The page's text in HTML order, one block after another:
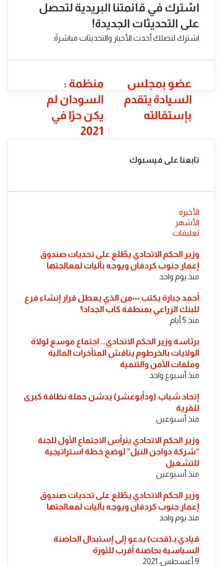
اشترك في قائمتنا البريدية لتحصل
على التحديثات الجديدة!
اشترك لتصلك أحدث الأخبار والتحديثات مباشرةً.
منظمة
:
السودان
لم
يكن
حرًا
منظمة :
السودان لم
يكن حرًا في
2021
عضو
بمجلس
السيادة
يتقدم
بإستقالته
عضو بمجلس
السيادة يتقدم
بإستقالته
تابعنا على فيسبوك
الأخيرة
الأشهر
تعليقات
​وزير الحكم الاتحادي يطّلع على تحديات صندوق
إعمار جنوب كردفان ويوجه بآليات لمعالجتها
منذ يوم واحد
أحمد جبارة يكتب ٠٠٠من الذي يعطل قرار إنشاء فرع
للبنك الزراعي بمنطقة كاب الجداد؟
منذ 5 أيام
​برئاسة وزير الحكم الاتحادي.. اجتماع موسع لولاة
الولايات بالخرطوم يناقش المتأخرات المالية
وملفات الأمن والتنمية
منذ أسبوع واحد
إتحاد شباب (ودأبوعشر) يدشن حملة نظافة كبرى
للقرية
منذ أسبوعين
وزير الحكم الاتحادي يترأس الاجتماع الأول للجنة
“شركة دواجن النيل” لوضع خطة استراتيجية
للتشغيل
منذ أسبوعين
​وزير الحكم الاتحادي يطّلع على تحديات صندوق
إعمار جنوب كردفان ويوجه بآليات لمعالجتها
منذ يوم واحد
قيادي بـ(قحت) يدعو إلى إستبدال الحاضنة
السياسية بحاضنة أقرب للثورة
9 أغسطس، 2021